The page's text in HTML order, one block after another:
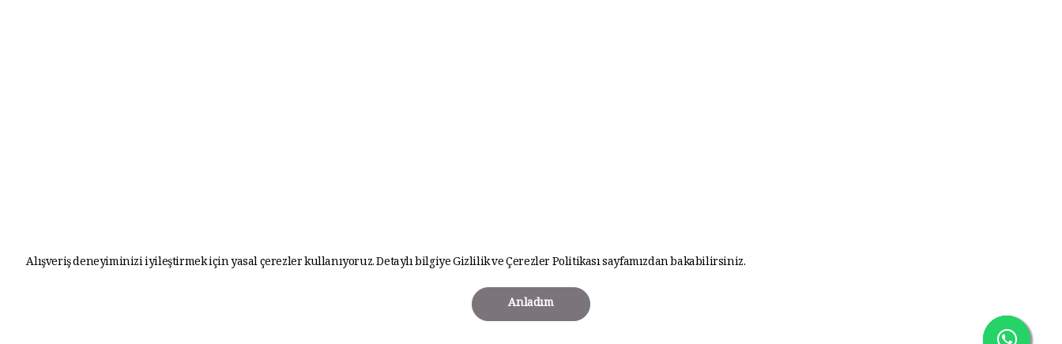
Alışveriş deneyiminizi iyileştirmek için yasal çerezler kullanıyoruz. Detaylı bilgiyeGizlilik ve Çerezler Politikasısayfamızdan bakabilirsiniz.
Anladım